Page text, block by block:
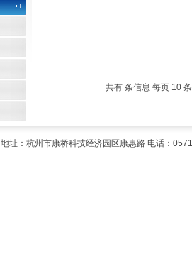
共有 条信息 每页 10
地址：杭州市康桥科技经济园区康惠路 电话：